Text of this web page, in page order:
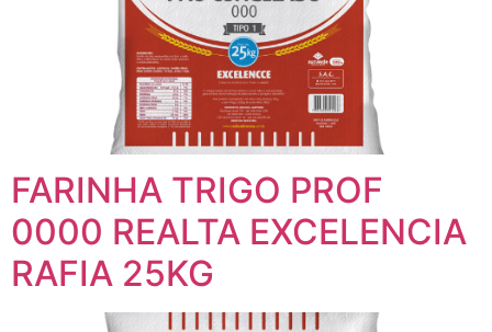
FARINHA TRIGO PROF
0000 REALTA EXCELENCIA
RAFIA 25KG